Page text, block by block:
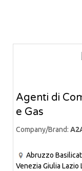
Agenti di
e Gas
Company/Brand:
Abruzzo
Venezia Giulia Lazio